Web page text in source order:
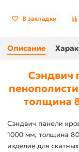
В закладки
Описание
Сэндвич
толщина
Сэндвич панели
1000 мм, толщина
изделие для